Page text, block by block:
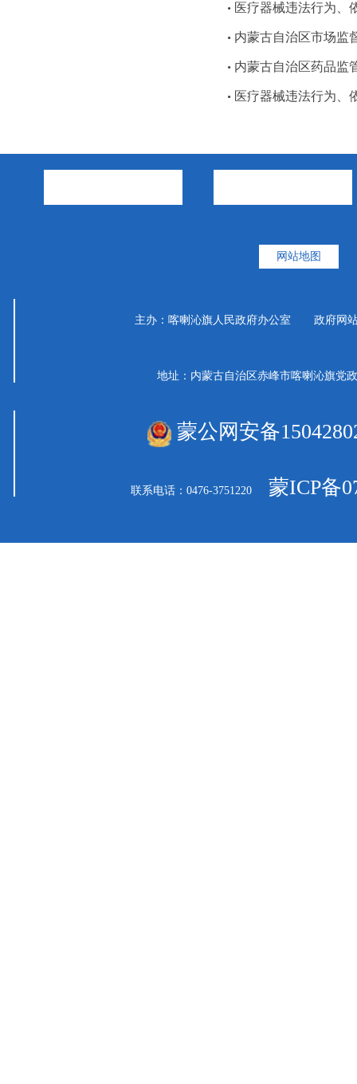
• 医疗器械违法行为、
• 内蒙古自治区市场监
• 内蒙古自治区药品监
• 医疗器械违法行为、
网站地图
主办：喀喇沁旗人民政府办公室 政府网站
地址：内蒙古自治区赤峰市喀喇沁旗党
蒙公网安备
联系电话：0476-3751220 蒙ICP备